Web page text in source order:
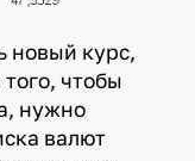
новый курс,
чтобы
нужно
валют